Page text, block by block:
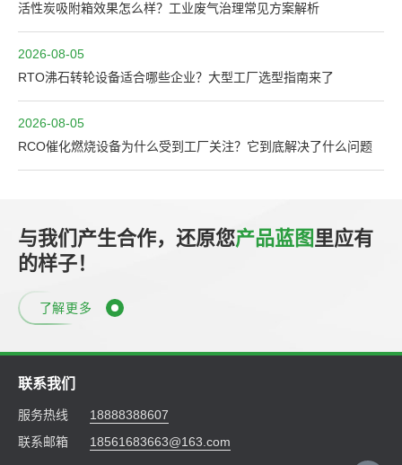
活性炭吸附箱效果怎么样？工业废气治理常见方案解析
2026-08-05
RTO沸石转轮设备适合哪些企业？大型工厂选型指南来了
2026-08-05
RCO催化燃烧设备为什么受到工厂关注？它到底解决了什么问题
与我们产生合作，还原您产品蓝图里应有
的样子！
了解更多
联系我们
服务热线
18888388607
联系邮箱
18561683663@163.com